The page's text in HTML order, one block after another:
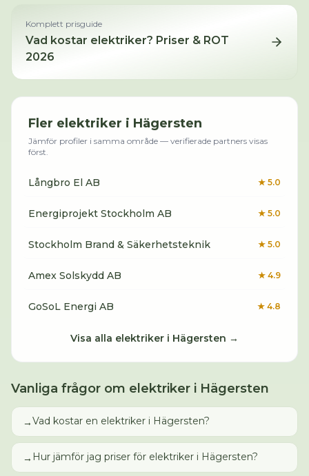
Komplett prisguide
Vad kostar elektriker? Priser & ROT
2026
Fler elektriker i Hägersten
Jämför profiler i samma område — verifierade partners visas
först.
Långbro El AB ★ 5.0
Energiprojekt Stockholm AB ★ 5.0
Stockholm Brand & Säkerhetsteknik ★ 5.0
Amex Solskydd AB ★ 4.9
GoSoL Energi AB ★ 4.8
Visa alla elektriker i Hägersten →
Vanliga frågor om elektriker i Hägersten
→Vad kostar en elektriker i Hägersten?
→ Hur jämför jag priser för elektriker i Hägersten?